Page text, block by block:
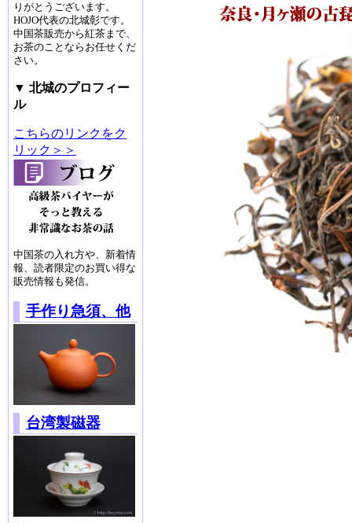
りがとうございます。
HOJO代表の北城彰です。
中国茶販売から紅茶まで、
お茶のことならお任せくだ
さい。
▼ 北城のプロフィー
ル
こちらのリンクをク
リック＞＞
中国茶の入れ方や、新着情
報、読者限定のお買い得な
販売情報も発信。
手作り急須、他
台湾製磁器